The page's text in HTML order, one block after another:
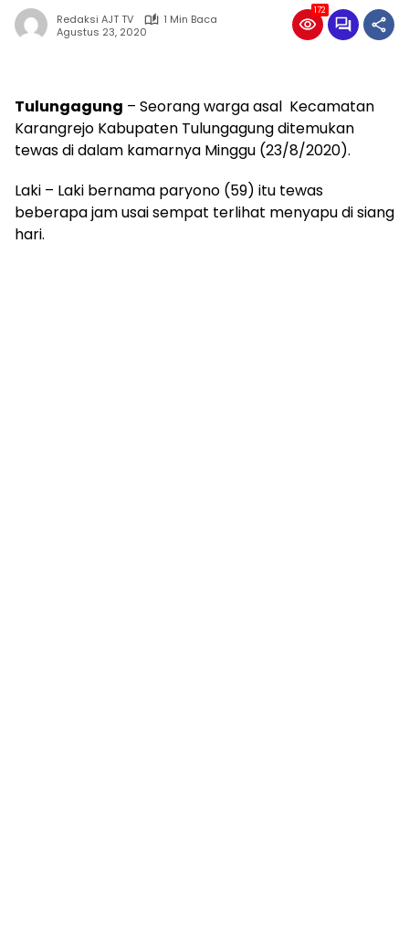
Redaksi AJT TV
1 Min Baca
Agustus 23, 2020
172
Tulungagung – Seorang warga asal Kecamatan
Karangrejo Kabupaten Tulungagung ditemukan
tewas di dalam kamarnya Minggu (23/8/2020).
Laki – Laki bernama paryono (59) itu tewas
beberapa jam usai sempat terlihat menyapu di siang
hari.